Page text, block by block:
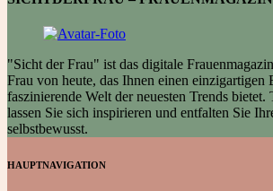
"Sicht der Frau" ist das digitale
Frau von heute, das Ihnen einen
faszinierende Welt der neuesten Trends bietet.
lassen Sie sich inspirieren und entfalten Sie
selbstbewusst.
HAUPTNAVIGATION